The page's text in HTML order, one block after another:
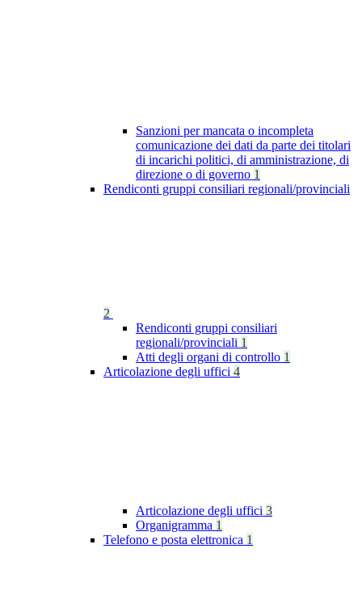
Sanzioni per mancata o incompleta
comunicazione dei dati da parte dei titolari
di incarichi politici, di amministrazione, di
direzione o di governo 1
Rendiconti gruppi consiliari regionali/provinciali
2
Rendiconti gruppi consiliari
regionali/provinciali 1
Atti degli organi di controllo 1
Articolazione degli uffici 4
Articolazione degli uffici 3
Organigramma 1
Telefono e posta elettronica 1